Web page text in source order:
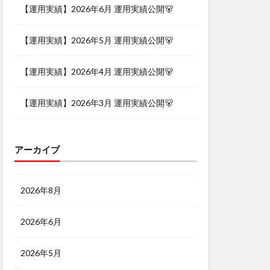
【運用実績】2026年6月 運用実績公開🐻
【運用実績】2026年5月 運用実績公開🐻
【運用実績】2026年4月 運用実績公開🐻
【運用実績】2026年3月 運用実績公開🐻
アーカイブ
2026年8月
2026年6月
2026年5月